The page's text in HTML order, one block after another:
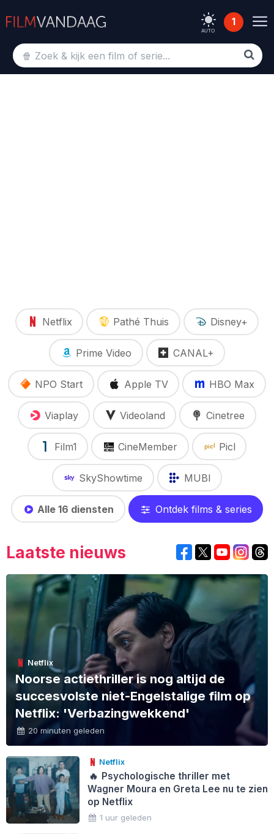
AUTO
1
Netflix Pathé Thuis Disney+
Prime Video CANAL+
NPO Start Apple TV HBO Max
Viaplay Videoland Cinetree
Film1 CineMember Picl
SkyShowtime MUBI
Alle 16 diensten Ontdek films & series
Laatste nieuws
Netflix
Noorse actiethriller is nog altijd de
succesvolste niet-Engelstalige film op
Netflix: 'Verbazingwekkend'
20 minuten geleden
Netflix
🔥 Psychologische thriller met
Wagner Moura en Greta Lee nu te zien
op Netflix
1 uur geleden